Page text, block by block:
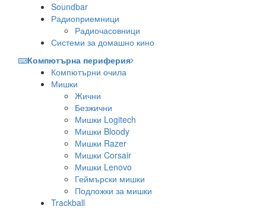
Soundbar
Радиоприемници
Радиочасовници
Системи за домашно кино
Компютърна периферия
Компютърни очила
Мишки
Жични
Безжични
Мишки Logitech
Мишки Bloody
Мишки Razer
Мишки Corsair
Мишки Lenovo
Геймърски мишки
Подложки за мишки
Trackball